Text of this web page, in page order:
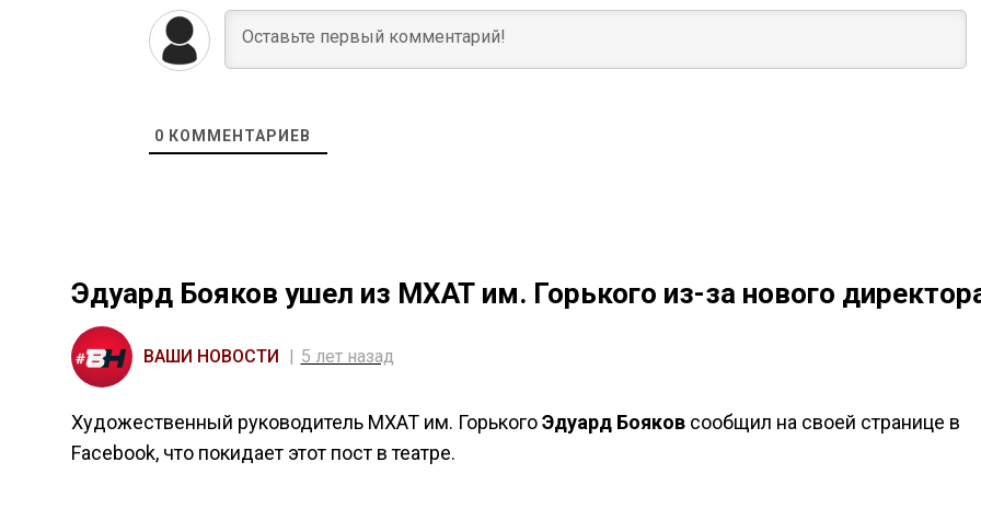
0 КОММЕНТАРИЕВ
Эдуард Бояков ушел из МХАТ им. Горького из-за нового
ВАШИ НОВОСТИ 5 лет назад
Художественный руководитель МХАТ им. ГорькогоЭдуард Бояковсообщил на своей странице в
Facebook, что покидает этот пост в театре.